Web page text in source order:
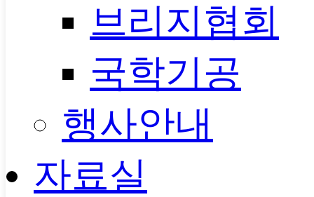
브리지협회
국학기공
행사안내
자료실